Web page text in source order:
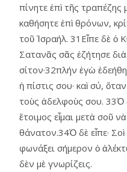
πίνητε ἐπὶ τῆς τραπέζης
καθήσητε ἐπὶ θρόνων,
τοῦ Ἰσραήλ. 31Εἶπε δὲ ὁ
Σατανᾶς σᾶς ἐζήτησε
σίτον·32πλήν ἐγὼ
ἡ πίστις σου· καὶ σύ,
τοὺς ἀδελφοὺς σου. 33Ὁ
ἕτοιμος εἶμαι μετὰ σοῦ
θάνατον.34Ὁ δὲ εἶπε·
φωνάξει σήμερον ὁ
δὲν μὲ γνωρίζεις.